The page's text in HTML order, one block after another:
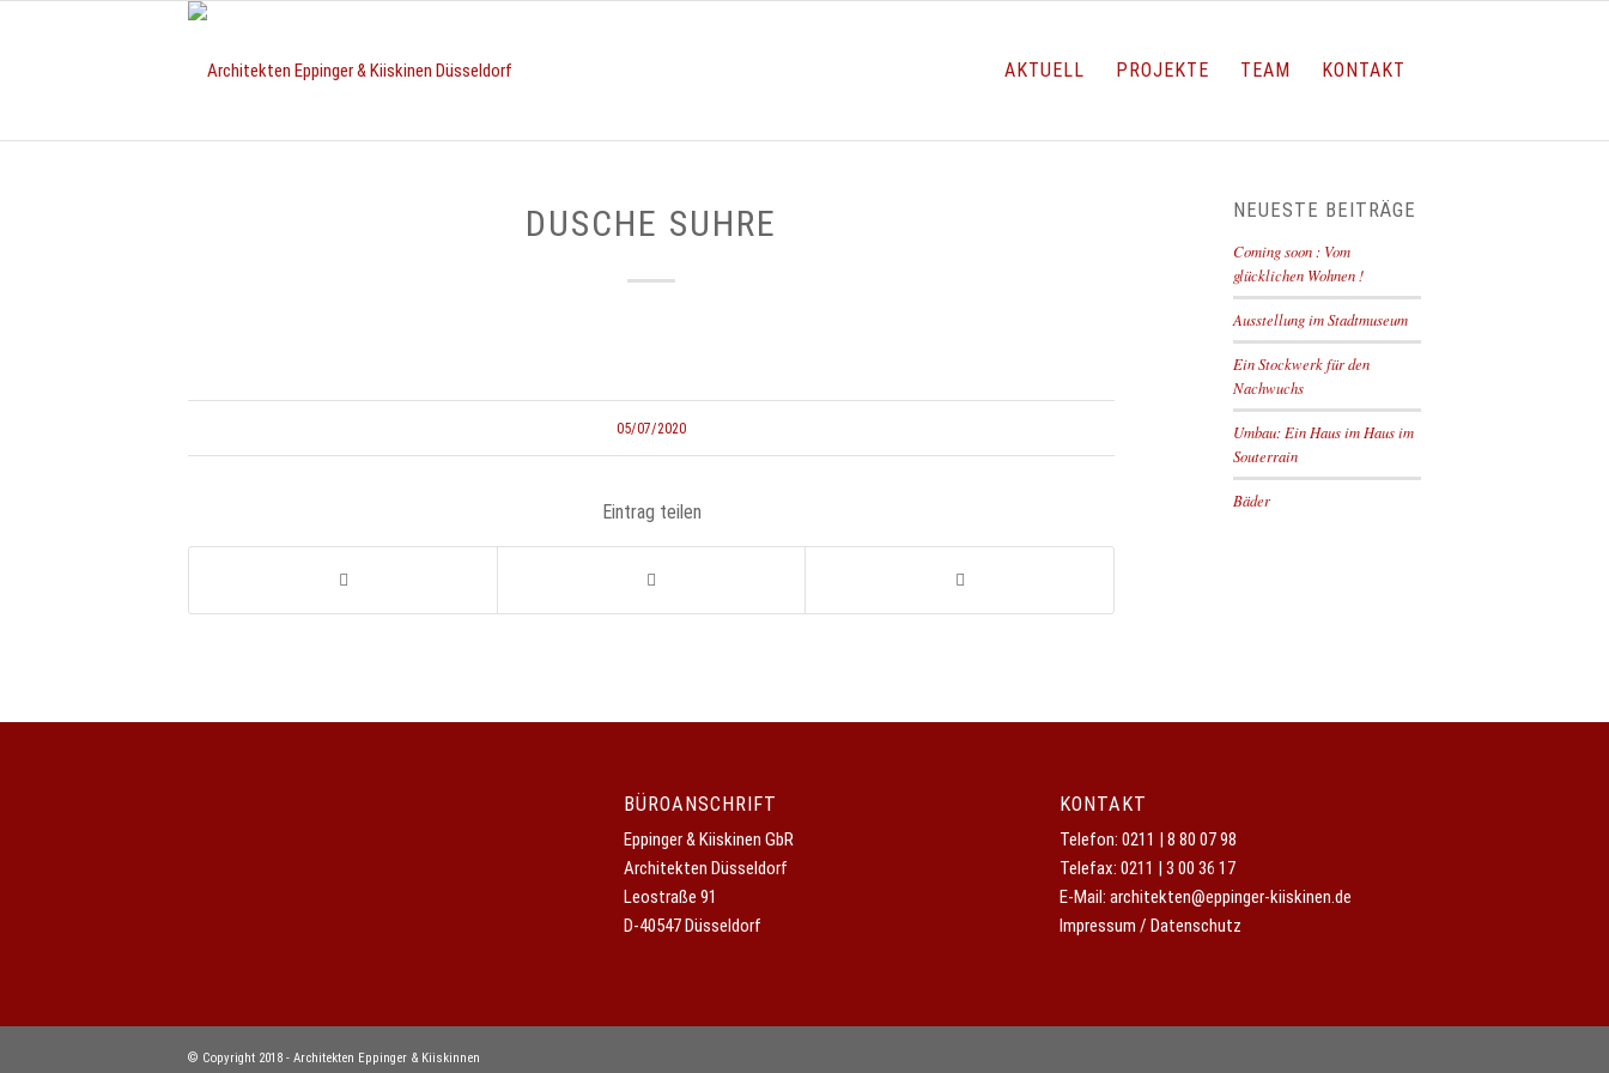
AKTUELL PROJEKTE TEAM KONTAKT
DUSCHE SUHRE
05/07/2020
Eintrag teilen
NEUESTE BEITRÄGE
Coming soon : Vom
glücklichen Wohnen !
Ausstellung im Stadtmuseum
Ein Stockwerk für den
Nachwuchs
Umbau: Ein Haus im Haus im
Souterrain
Bäder
BÜROANSCHRIFT
Eppinger & Kiiskinen GbR
Architekten Düsseldorf
Leostraße 91
D-40547 Düsseldorf
KONTAKT
Telefon: 0211 | 8 80 07 98
Telefax: 0211 | 3 00 36 17
E-Mail: architekten@eppinger-kiiskinen.de
Impressum / Datenschutz
© Copyright 2018 - Architekten Eppinger & Kiiskinnen